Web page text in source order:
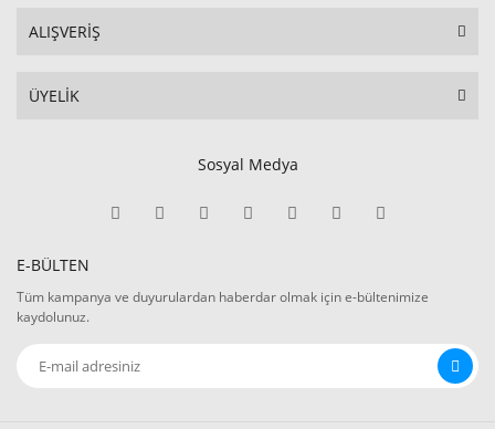
ALIŞVERİŞ
ÜYELİK
Sosyal Medya
E-BÜLTEN
Tüm kampanya ve duyurulardan haberdar olmak için e-bültenimize
kaydolunuz.